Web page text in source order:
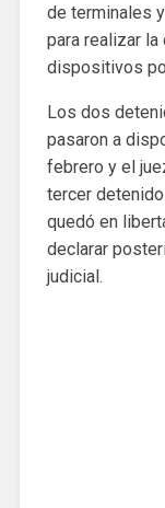
de terminales
para realizar
dispositivos
Los dos
pasaron a
febrero y el
tercer
quedó en
declarar
judicial.